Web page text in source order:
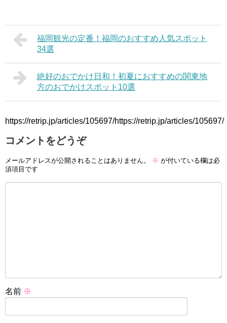
福岡観光の定番！福岡のおすすめ人気スポット
34選
絶好のおでかけ日和！初夏におすすめの関東地
方のおでかけスポット10選
https://retrip.jp/articles/105697/https://retrip.jp/articles/105697/
コメントをどうぞ
メールアドレスが公開されることはありません。 ※ が付いている欄は必
須項目です
名前 ※